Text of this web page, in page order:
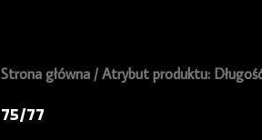
Strona główna / Atrybut produktu:
75/77